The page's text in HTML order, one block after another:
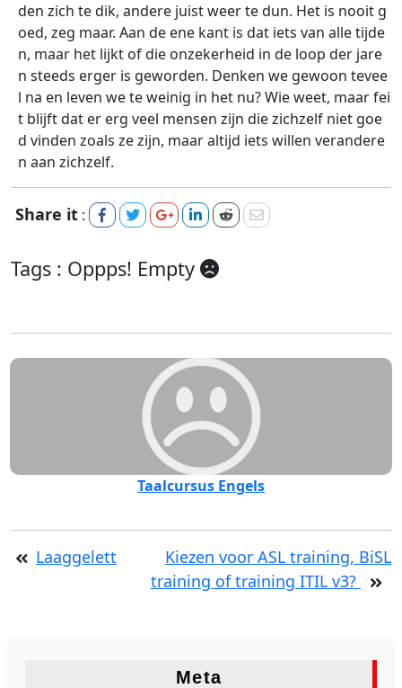
den zich te dik, andere juist weer te dun. Het is nooit g
oed, zeg maar. Aan de ene kant is dat iets van alle tijde
n, maar het lijkt of die onzekerheid in de loop der jare
n steeds erger is geworden. Denken we gewoon tevee
l na en leven we te weinig in het nu? Wie weet, maar fei
t blijft dat er erg veel mensen zijn die zichzelf niet goe
d vinden zoals ze zijn, maar altijd iets willen verandere
n aan zichzelf.
Share it :
Tags : Oppps! Empty
Taalcursus Engels
Laaggelett
Kiezen voor ASL training, BiSL
training of training ITIL v3?
Meta